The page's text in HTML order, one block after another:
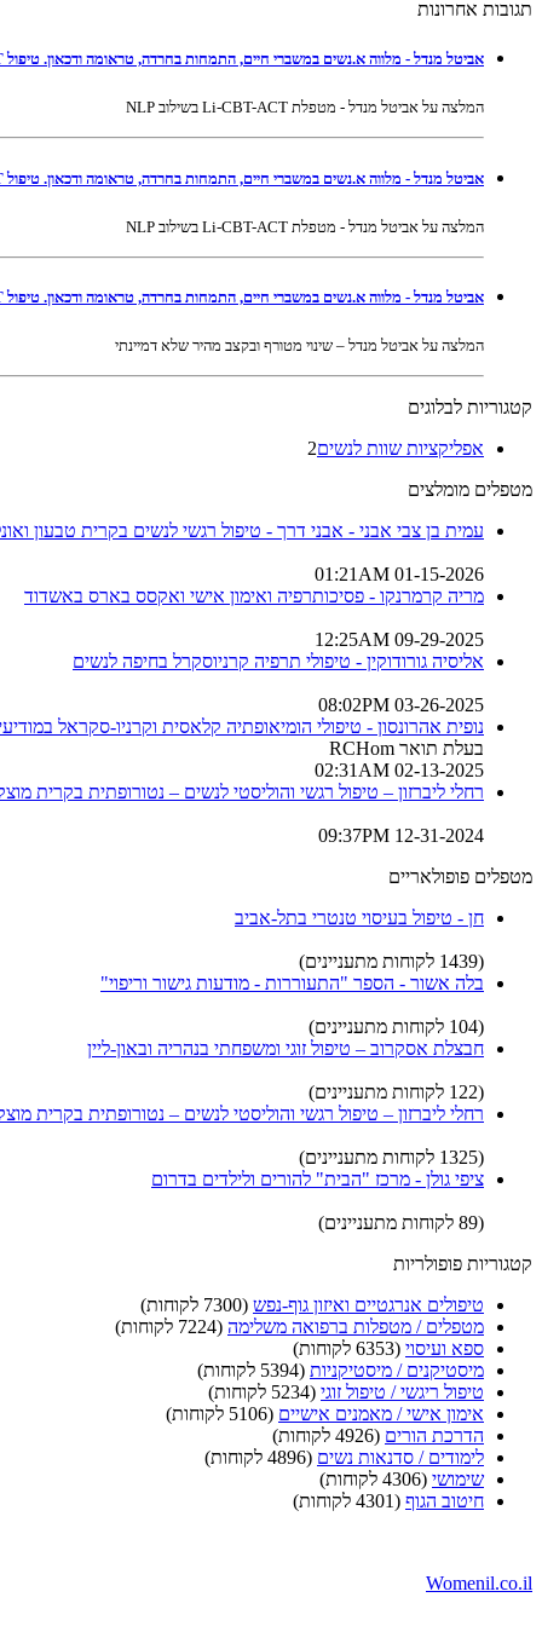
תגובות אחרונות
אביטל מנדל - מלווה א.נשים במשברי חיים, התמחות בחרדה, טראומה ודכאון. טיפול Li-CBT-ACT בשילוב NLP ברמת גן ובאונליין
המלצה על אביטל מנדל - מטפלת Li-CBT-ACT בשילוב NLP
אביטל מנדל - מלווה א.נשים במשברי חיים, התמחות בחרדה, טראומה ודכאון. טיפול Li-CBT-ACT בשילוב NLP ברמת גן ובאונליין
המלצה על אביטל מנדל - מטפלת Li-CBT-ACT בשילוב NLP
אביטל מנדל - מלווה א.נשים במשברי חיים, התמחות בחרדה, טראומה ודכאון. טיפול Li-CBT-ACT בשילוב NLP ברמת גן ובאונליין
המלצה על אביטל מנדל – שינוי מטורף ובקצב מהיר שלא דמיינתי
קטגוריות לבלוגים
אפליקציות שוות לנשים2
מטפלים מומלצים
עמית בן צבי אבני - אבני דרך - טיפול רגשי לנשים בקרית טבעון
01-15-2026 01:21AM
מריה קרמרנקו - פסיכותרפיה ואימון אישי ואקסס בארס באשדוד
09-29-2025 12:25AM
אליסיה גורודוקין - טיפולי תרפיה קרניוסקרל בחיפה לנשים
03-26-2025 08:02PM
נופית אהרונסון - טיפולי הומיאופתיה קלאסית וקרניו-סקראל
בעלת תואר RCHom
02-13-2025 02:31AM
רחלי ליברזון – טיפול רגשי והוליסטי לנשים – נטורופתית בקרית
12-31-2024 09:37PM
מטפלים פופולאריים
חן - טיפול בעיסוי טנטרי בתל-אביב
(1439 לקוחות מתעניינים)
בלה אשור - הספר "התעוררות - מודעות גישור וריפוי"
(104 לקוחות מתעניינים)
חבצלת אסקרוב – טיפול זוגי ומשפחתי בנהריה ובאון-ליין
(122 לקוחות מתעניינים)
רחלי ליברזון – טיפול רגשי והוליסטי לנשים – נטורופתית בקרית
(1325 לקוחות מתעניינים)
ציפי גולן - מרכז "הבית" להורים ולילדים בדרום
(89 לקוחות מתעניינים)
קטגוריות פופולריות
טיפולים אנרגטיים ואיזון גוף-נפש (7300 לקוחות)
מטפלים / מטפלות ברפואה משלימה (7224 לקוחות)
ספא ועיסוי (6353 לקוחות)
מיסטיקנים / מיסטיקניות (5394 לקוחות)
טיפול ריגשי / טיפול זוגי (5234 לקוחות)
אימון אישי / מאמנים אישיים (5106 לקוחות)
הדרכת הורים (4926 לקוחות)
לימודים / סדנאות נשים (4896 לקוחות)
שימושי (4306 לקוחות)
חיטוב הגוף (4301 לקוחות)
Womenil.co.il